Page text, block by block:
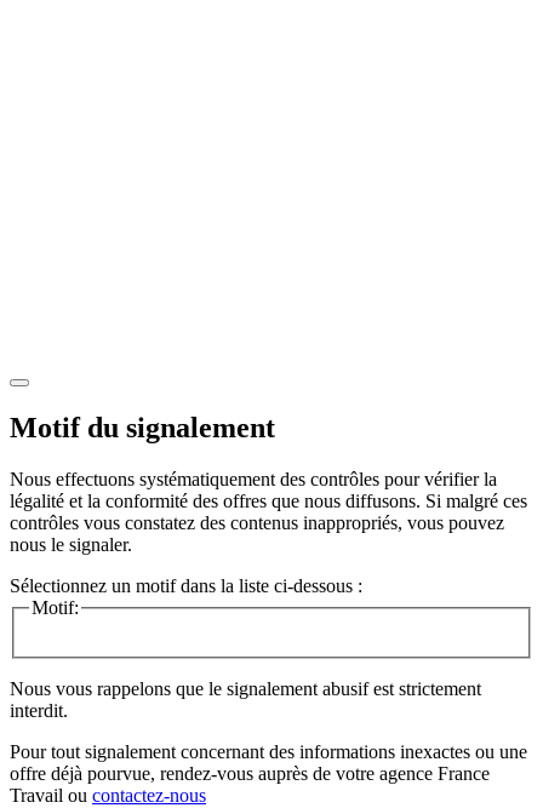
Motif du signalement
Nous effectuons systématiquement des contrôles pour vérifier la
légalité et la conformité des offres que nous diffusons. Si malgré ces
contrôles vous constatez des contenus inappropriés, vous pouvez
nous le signaler.
Sélectionnez un motif dans la liste ci-dessous :
Motif:
Nous vous rappelons que le signalement abusif est strictement
interdit.
Pour tout signalement concernant des informations inexactes ou une
offre déjà pourvue, rendez-vous auprès de votre agence France
Travail ou contactez-nous